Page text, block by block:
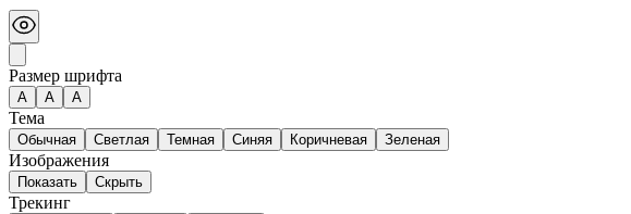
Размер шрифта
А A A
Тема
Обычная Светлая Темная Синяя Коричневая Зеленая
Изображения
Показать Скрыть
Трекинг